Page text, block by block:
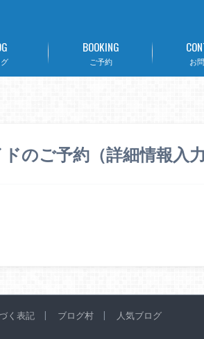
ご予約
BOOKING
お
のご予約（詳細情報入力
く表記 ブログ村
人気ブログ